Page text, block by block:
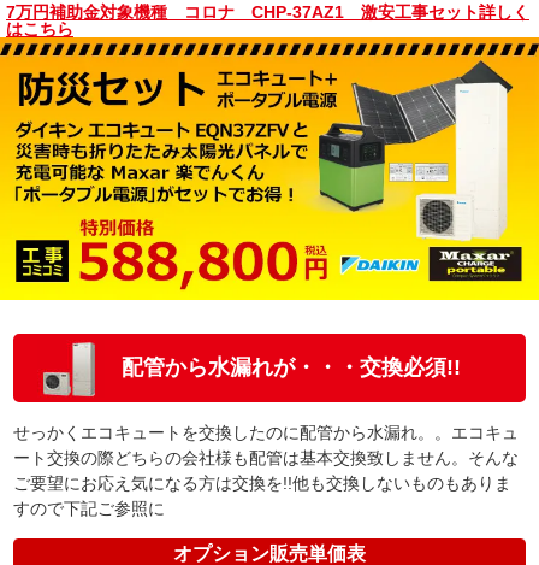
7万円補助金対象機種 コロナ CHP-37AZ1 激安工事セット詳しく
はこちら
配管から水漏れが・・・交換必須!!
せっかくエコキュートを交換したのに配管から水漏れ。。エコキュ
ート交換の際どちらの会社様も配管は基本交換致しません。そんな
ご要望にお応え気になる方は交換を!!他も交換しないものもありま
すので下記ご参照に
オプション販売単価表